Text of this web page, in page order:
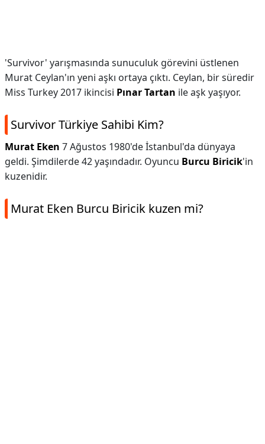
'Survivor' yarışmasında sunuculuk görevini üstlenen
Murat Ceylan'ın yeni aşkı ortaya çıktı. Ceylan, bir süredir
Miss Turkey 2017 ikincisi Pınar Tartan ile aşk yaşıyor.
Survivor Türkiye Sahibi Kim?
Murat Eken 7 Ağustos 1980'de İstanbul'da dünyaya
geldi. Şimdilerde 42 yaşındadır. Oyuncu Burcu Biricik'in
kuzenidir.
Murat Eken Burcu Biricik kuzen mi?